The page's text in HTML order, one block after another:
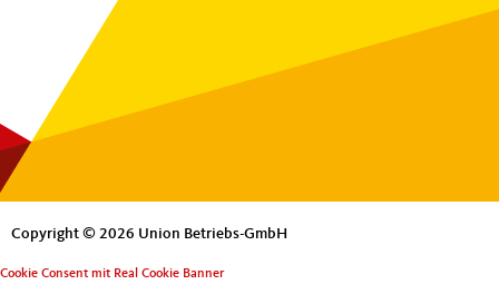
Copyright © 2026 Union Betriebs-GmbH
Cookie Consent mit Real Cookie Banner